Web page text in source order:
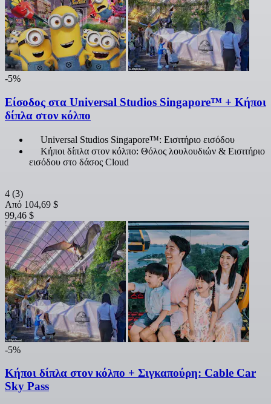
-5%
Είσοδος στα Universal Studios Singapore™ + Κήποι
δίπλα στον κόλπο
Universal Studios Singapore™: Εισιτήριο εισόδου
Κήποι δίπλα στον κόλπο: Θόλος λουλουδιών & Εισιτήριο
εισόδου στο δάσος Cloud
4 (3)
Από 104,69 $
99,46 $
-5%
Κήποι δίπλα στον κόλπο + Σιγκαπούρη: Cable Car
Sky Pass